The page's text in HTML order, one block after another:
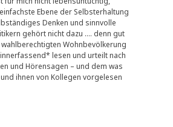
Ebene der Selbsterhaltung
Denken und sinnvolle
gehört nicht dazu …. denn gut
Wohnbevölkerung
lesen und urteilt nach
und Hörensagen – und dem was
ihnen von Kollegen vorgelesen